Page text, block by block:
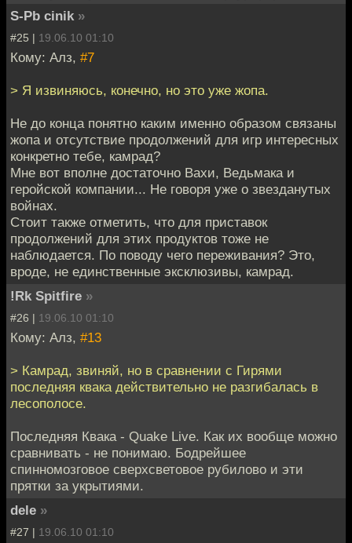
S-Pb cinik »
#25 | 19.06.10 01:10
Кому: Алз, #7
> Я извиняюсь, конечно, но это уже жопа.
Не до конца понятно каким именно образом связаны
жопа и отсутствие продолжений для игр интересных
конкретно тебе, камрад?
Мне вот вполне достаточно Вахи, Ведьмака и
геройской компании... Не говоря уже о звезданутых
войнах.
Стоит также отметить, что для приставок
продолжений для этих продуктов тоже не
наблюдается. По поводу чего переживания? Это,
вроде, не единственные эксклюзивы, камрад.
!Rk Spitfire »
#26 | 19.06.10 01:10
Кому: Алз, #13
> Камрад, звиняй, но в сравнении с Гирями
последняя квака действительно не разгибалась в
лесополосе.
Последняя Квака - Quake Live. Как их вообще можно
сравнивать - не понимаю. Бодрейшее
спинномозговое сверхсветовое рубилово и эти
прятки за укрытиями.
dele »
#27 | 19.06.10 01:10